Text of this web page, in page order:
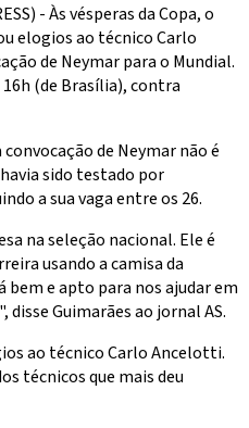
- Às vésperas da Copa, o
elogios ao técnico Carlo
de Neymar para o Mundial.
(de Brasília), contra
de Neymar não é
sido testado por
a sua vaga entre os 26.
na seleção nacional. Ele é
usando a camisa da
bem e apto para nos ajudar em
Guimarães ao jornal AS.
ao técnico Carlo Ancelotti.
técnicos que mais deu